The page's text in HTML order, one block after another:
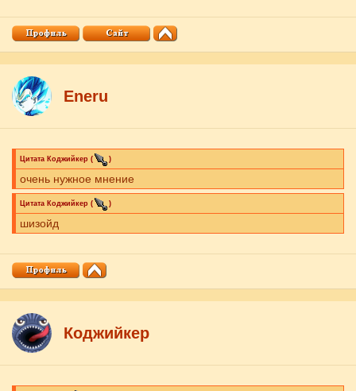
Eneru
Цитата Коджийкер ( )
очень нужное мнение
Цитата Коджийкер ( )
шизойд
Коджийкер